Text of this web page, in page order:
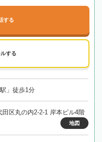
する
する
」徒歩1分
区丸の内2-2-1 岸本ビル4階
地図